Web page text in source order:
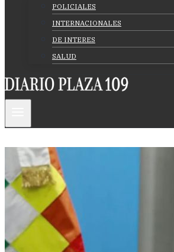
POLICIALES
INTERNACIONALES
DE INTERES
SALUD